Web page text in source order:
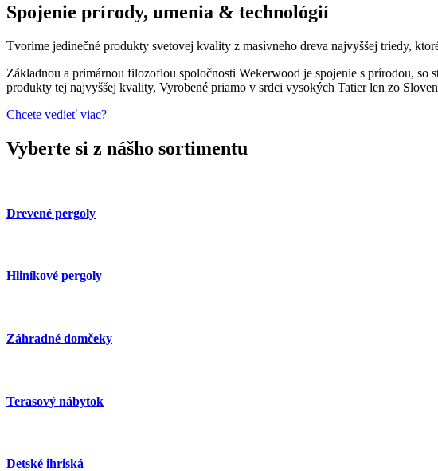
Spojenie prírody, umenia & technológií
Tvoríme jedinečné produkty svetovej kvality z masívneho dreva najvyššej triedy,
Základnou a primárnou filozofiou spoločnosti Wekerwood je spojenie s prírodou, so
produkty tej najvyššej kvality, Vyrobené priamo v srdci vysokých Tatier len zo
Chcete vedieť viac?
Vyberte si z nášho sortimentu
Drevené pergoly
Hliníkové pergoly
Záhradné domčeky
Terasový nábytok
Detské ihriská